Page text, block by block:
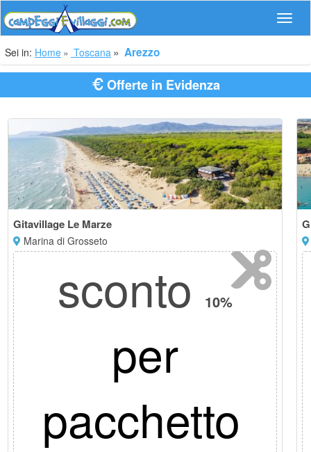
Sei in: Home Toscana Arezzo
Offerte in Evidenza
Gitavillage Le Marze
Marina di Grosseto
sconto 10%
per
pacchetto